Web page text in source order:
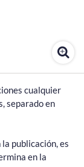
cualquier
separado en
publicación, es
en la